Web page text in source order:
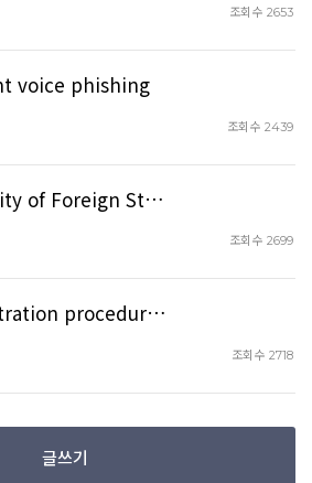
조회수 2653
voice phishing
조회수 2439
of Foreign St…
조회수 2699
procedur…
조회수 2718
글쓰기